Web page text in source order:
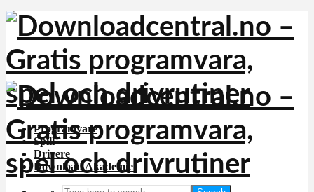
Programvare
Spill
Drivere
Download Akademiet